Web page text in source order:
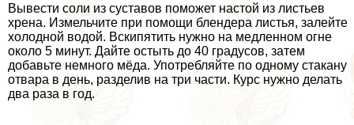
Вывести соли из суставов поможет настой из листьев
хрена. Измельчите при помощи блендера листья, залейте
холодной водой. Вскипятить нужно на медленном огне
около 5 минут. Дайте остыть до 40 градусов, затем
добавьте немного мёда. Употрeбляйте по одному стакану
отвара в день, разделив на три части. Курс нужно делать
два раза в год.